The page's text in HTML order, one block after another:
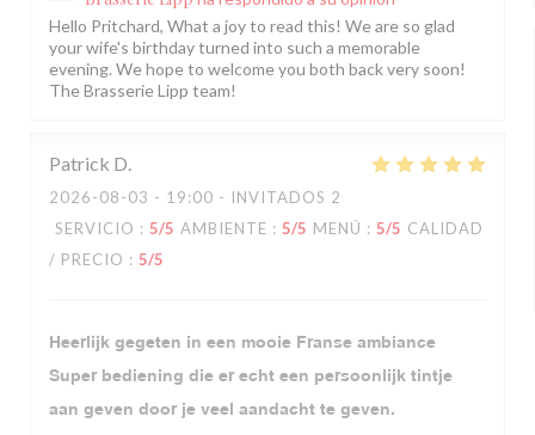
Hello Pritchard, What a joy to read this! We are so glad
your wife's birthday turned into such a memorable
evening. We hope to welcome you both back very soon!
The Brasserie Lipp team!
Patrick D
2026-08-03 - 19:00 - INVITADOS 2
SERVICIO : 5/5 AMBIENTE : 5/5 MENÚ : 5/5 CALIDAD
/ PRECIO : 5/5
Heerlijk gegeten in een mooie Franse ambiance
Super bediening die er echt een persoonlijk tintje
aan geven door je veel aandacht te geven.